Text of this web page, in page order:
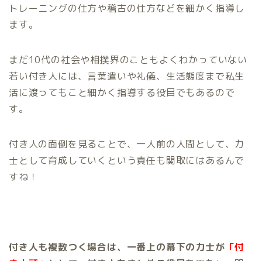
トレーニングの仕方や稽古の仕方などを細かく指導し
ます。
まだ10代の社会や相撲界のこともよくわかっていない
若い付き人には、言葉遣いや礼儀、生活態度まで私生
活に渡ってもこと細かく指導する役目でもあるので
す。
付き人の面倒を見ることで、一人前の人間として、力
士として育成していくという責任も関取にはあるんで
すね！
付き人も複数つく場合は、一番上の幕下の力士が 「付